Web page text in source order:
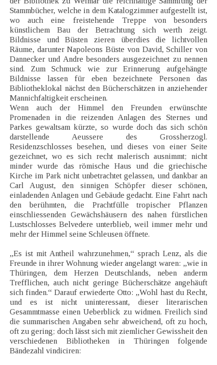
Stammbücher, welche in dem Katalogzimmer aufgestellt ist,
wo auch eine freistehende Treppe von besonders
künstlichem Bau der Betrachtung sich werth zeigt.
Bildnisse und Büsten zieren überdies die lichtvollen
Räume, darunter Napoleons Büste von David, Schiller von
Dannecker und Andre besonders ausgezeichnet zu nennen
sind. Zum Schmuck wie zur Erinnerung aufgehängte
Bildnisse lassen für eben bezeichnete Personen das
Bibliotheklokal nächst den Bücherschätzen in anziehender
Mannichfaltigkeit erscheinen.
Wenn auch der Himmel den Freunden erwünschte
Promenaden in die reizenden Anlagen des Sternes und
Parkes gewaltsam kürzte, so wurde doch das sich schön
darstellende Aeussere des Grossherzogl.
Residenzschlosses besehen, und dieses von einer Seite
gezeichnet, wo es sich recht malerisch ausnimmt; nicht
minder wurde das römische Haus und die griechische
Kirche im Park nicht unbetrachtet gelassen, und dankbar an
Carl August, den sinnigen Schöpfer dieser schönen,
einladenden Anlagen und Gebäude gedacht. Eine Fahrt nach
den berühmten, die Prachtfülle tropischer Pflanzen
einschliessenden Gewächshäusern des nahen fürstlichen
Lustschlosses Belvedere unterblieb, weil immer mehr und
mehr der Himmel seine Schleusen öffnete.
„Es ist mit Antheil wahrzunehmen,“ sprach Lenz, als die
Freunde in ihrer Wohnung wieder angelangt waren: „wie in
Thüringen, dem Herzen Deutschlands, neben anderm
Trefflichen, auch nicht geringe Bücherschätze angehäuft
sich finden.“ Darauf erwiederte Otto: „Wohl hast du Recht,
und es ist nicht uninteressant, dieser literarischen
Gesammtmasse einen Ueberblick zu widmen. Freilich sind
die summarischen Angaben sehr abweichend, oft zu hoch,
oft zu gering; doch lässt sich mit ziemlicher Gewissheit den
verschiedenen Bibliotheken in Thüringen folgende
Bändezahl vindiciren: